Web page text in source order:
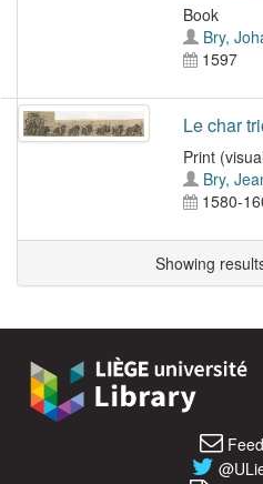
Book
Bry,
1597
Le char
Print
Bry,
1580-
Showing